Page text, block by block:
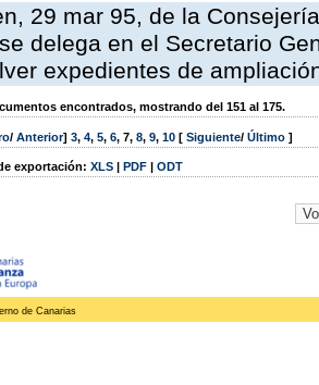
29 mar 95, de la
delega en el Secretario
expedientes de
encontrados, mostrando del 151 al 175.
/ Anterior] 3, 4, 5, 6, 7, 8, 9, 10 [ Siguiente/ Último ]
exportación: XLS | PDF | ODT
de Canarias